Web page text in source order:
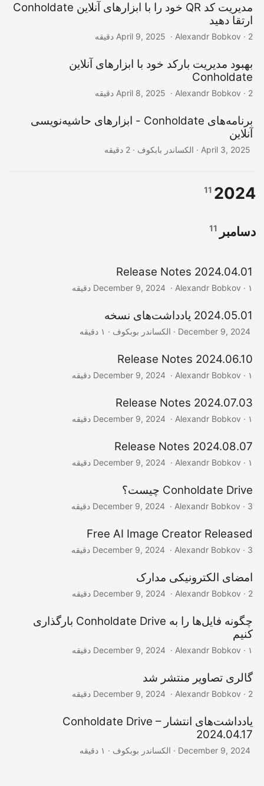
مدیریت کد QR خود را با ابزارهای آنلاین Conholdate
ارتقا دهید
April 9, 2025 ‎ · Alexandr Bobkov · 2 دقیقه
بهبود مدیریت بارکد خود با ابزارهای آنلاین
Conholdate
April 8, 2025 ‎ · Alexandr Bobkov · 2 دقیقه
برنامه‌های Conholdate - ابزارهای حاشیه‌نویسی
آنلاین
April 3, 2025
2024
دسامبر
2024.04.01 Release Notes
December 9, 2024 ‎ · Alexandr Bobkov · ۱ دقیقه
2024.05.01 یادداشت‌های نسخه
December 9, 2024
2024.06.10 Release Notes
December 9, 2024 ‎ · Alexandr Bobkov · ۱ دقیقه
2024.07.03 Release Notes
December 9, 2024 ‎ · Alexandr Bobkov · ۱ دقیقه
2024.08.07 Release Notes
December 9, 2024 ‎ · Alexandr Bobkov · ۱ دقیقه
Conholdate Drive چیست؟
December 9, 2024 ‎ · Alexandr Bobkov · 3 دقیقه
Free AI Image Creator Released
December 9, 2024 ‎ · Alexandr Bobkov · 3 دقیقه
امضای الکترونیکی مدارک
December 9, 2024 ‎ · Alexandr Bobkov · 2 دقیقه
چگونه فایل‌ها را به Conholdate Drive بارگذاری
کنیم
December 9, 2024 ‎ · Alexandr Bobkov · ۱ دقیقه
گالری تصاویر منتشر شد
December 9, 2024 ‎ · Alexandr Bobkov · 2 دقیقه
یادداشت‌های انتشار Conholdate Drive –
2024.04.17
December 9, 2024